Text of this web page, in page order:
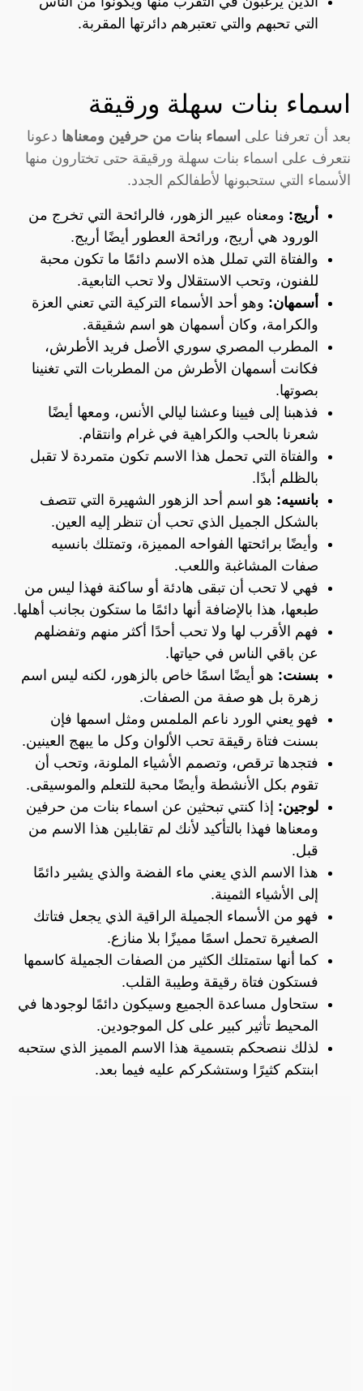
التي تحبهم والتي تعتبرهم دائرتها المقربة.
اسماء بنات سهلة ورقيقة
بعد أن تعرفنا على اسماء بنات من حرفين ومعناها دعونا
نتعرف على اسماء بنات سهلة ورقيقة حتى تختارون منها
الأسماء التي ستحبونها لأطفالكم الجدد.
أريج: ومعناه عبير الزهور، فالرائحة التي تخرج من
الورود هي أريج، ورائحة العطور أيضًا أريج.
والفتاة التي تملل هذه الاسم دائمًا ما تكون محبة
للفنون، وتحب الاستقلال ولا تحب التابعية.
أسمهان: وهو أحد الأسماء التركية التي تعني العزة
والكرامة، وكان أسمهان هو اسم شقيقة.
المطرب المصري سوري الأصل فريد الأطرش،
فكانت أسمهان الأطرش من المطربات التي تغنينا
بصوتها.
فذهبنا إلى فيينا وعشنا ليالي الأنس، ومعها أيضًا
شعرنا بالحب والكراهية في غرام وانتقام.
والفتاة التي تحمل هذا الاسم تكون متمردة لا تقبل
بالظلم أبدًا.
بانسيه: هو اسم أحد الزهور الشهيرة التي تتصف
بالشكل الجميل الذي تحب أن تنظر إليه العين.
وأيضًا برائحتها الفواحه المميزة، وتمتلك بانسيه
صفات المشاغبة واللعب.
فهي لا تحب أن تبقى هادئة أو ساكنة فهذا ليس من
طبعها، هذا بالإضافة أنها دائمًا ما ستكون بجانب أهلها.
فهم الأقرب لها ولا تحب أحدًا أكثر منهم وتفضلهم
عن باقي الناس في حياتها.
بسنت: هو أيضًا اسمًا خاص بالزهور، لكنه ليس اسم
زهرة بل هو صفة من الصفات.
فهو يعني الورد ناعم الملمس ومثل اسمها فإن
بسنت فتاة رقيقة تحب الألوان وكل ما يبهج العينين.
فتجدها ترقص، وتصمم الأشياء الملونة، وتحب أن
تقوم بكل الأنشطة وأيضًا محبة للتعلم والموسيقى.
لوجين: إذا كنتي تبحثين عن اسماء بنات من حرفين
ومعناها فهذا بالتأكيد لأنك لم تقابلين هذا الاسم من
قبل.
هذا الاسم الذي يعني ماء الفضة والذي يشير دائمًا
إلى الأشياء الثمينة.
فهو من الأسماء الجميلة الراقية الذي يجعل فتاتك
الصغيرة تحمل اسمًا مميزًا بلا منازع.
كما أنها ستمتلك الكثير من الصفات الجميلة كاسمها
فستكون فتاة رقيقة وطيبة القلب.
ستحاول مساعدة الجميع وسيكون دائمًا لوجودها في
المحيط تأثير كبير على كل الموجودين.
لذلك ننصحكم بتسمية هذا الاسم المميز الذي ستحبه
ابنتكم كثيرًا وستشكركم عليه فيما بعد.